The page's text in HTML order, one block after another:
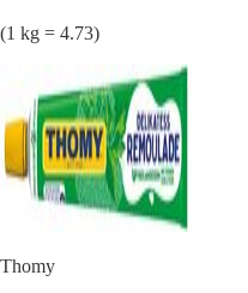
(1 kg = 4.73)
Thomy